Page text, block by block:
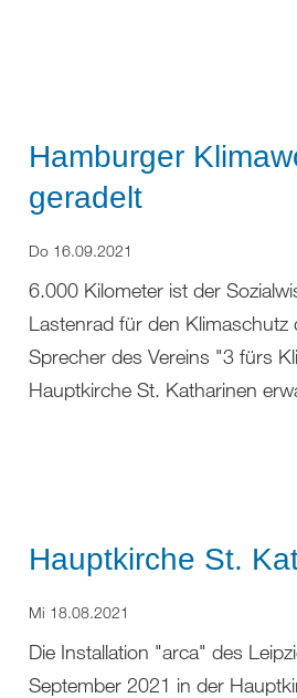
Hamburger
geradelt
Do 16.09.2021
6.000 Kilometer ist der
Lastenrad für den
Sprecher des Vereins "3 fürs
Hauptkirche St. Katharinen
Hauptkirche St.
Mi 18.08.2021
Die Installation "arca" des
September 2021 in der